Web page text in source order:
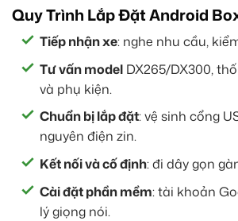
Quy Trình Lắp Đặt Android
Tiếp nhận xe: nghe nhu cầu,
Tư vấn model DX265/DX300,
và phụ kiện.
Chuẩn bị lắp đặt: vệ sinh cổng
nguyên điện zin.
Kết nối và cố định: đi dây gọn
Cài đặt phần mềm: tài khoản
lý giọng nói.